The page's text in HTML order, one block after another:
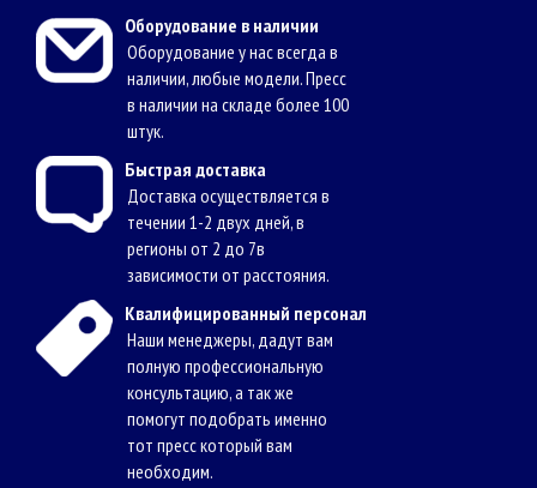
Оборудование в наличии
Оборудование у нас всегда в
наличии, любые модели. Пресс
в наличии на складе более 100
штук.
Быстрая доставка
Доставка осуществляется в
течении 1-2 двух дней, в
регионы от 2 до 7в
зависимости от расстояния.
Квалифицированный персонал
Наши менеджеры, дадут вам
полную профессиональную
консультацию, а так же
помогут подобрать именно
тот пресс который вам
необходим.